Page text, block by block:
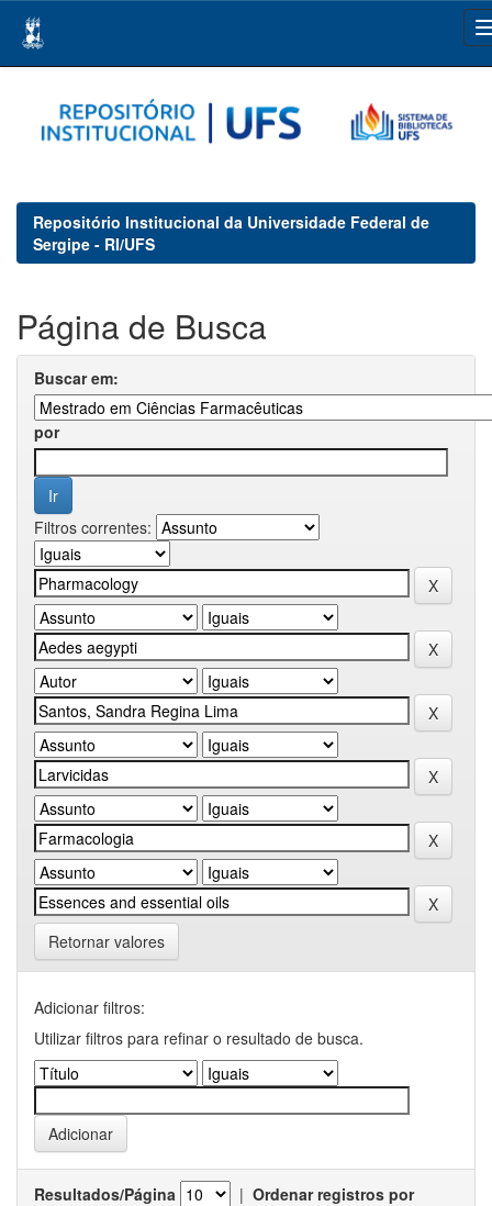
navigation
Repositório Institucional da Universidade Federal de
Sergipe - RI/UFS
Página de Busca
Buscar em:
por
Filtros correntes:
Retornar valores
Adicionar filtros:
Utilizar filtros para refinar o resultado de busca.
Resultados/Página | Ordenar registros por